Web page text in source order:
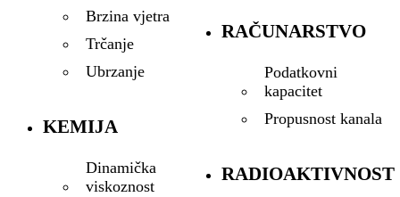
Brzina vjetra
Trčanje
Ubrzanje
KEMIJA
Dinamička
viskoznost
RAČUNARSTVO
Podatkovni
kapacitet
Propusnost kanala
RADIOAKTIVNOST